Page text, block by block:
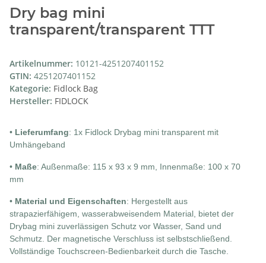
Dry bag mini
transparent/transparent TTT
Artikelnummer: 10121-4251207401152
GTIN: 4251207401152
Kategorie: Fidlock Bag
Hersteller: FIDLOCK
• Lieferumfang: 1x Fidlock Drybag mini transparent mit
Umhängeband
• Maße: Außenmaße: 115 x 93 x 9 mm, Innenmaße: 100 x 70
mm
• Material und Eigenschaften: Hergestellt aus
strapazierfähigem, wasserabweisendem Material, bietet der
Drybag mini zuverlässigen Schutz vor Wasser, Sand und
Schmutz. Der magnetische Verschluss ist selbstschließend.
Vollständige Touchscreen-Bedienbarkeit durch die Tasche.